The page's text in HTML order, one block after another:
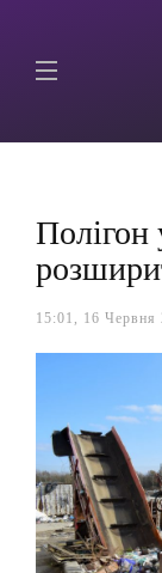
Полігон
15:01, 16 Червня